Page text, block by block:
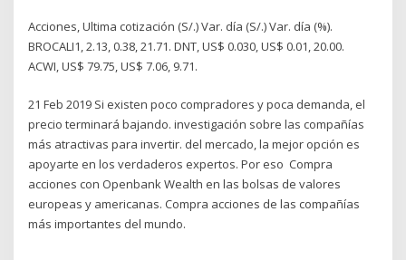
Acciones, Ultima cotización (S/.) Var. día (S/.) Var. día (%).
BROCALI1, 2.13, 0.38, 21.71. DNT, US$ 0.030, US$ 0.01, 20.00.
ACWI, US$ 79.75, US$ 7.06, 9.71.
21 Feb 2019 Si existen poco compradores y poca demanda, el
precio terminará bajando. investigación sobre las compañías
más atractivas para invertir. del mercado, la mejor opción es
apoyarte en los verdaderos expertos. Por eso Compra
acciones con Openbank Wealth en las bolsas de valores
europeas y americanas. Compra acciones de las compañías
más importantes del mundo.